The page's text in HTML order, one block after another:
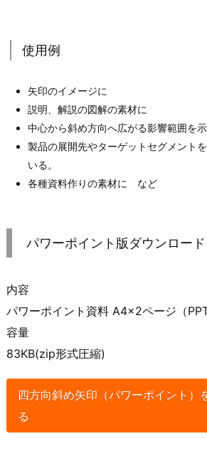
使用例
矢印のイメージに
説明、解説の図解の素材に
中心から斜め方向へ広がる影響範囲を示
製品の展開先やターゲットセグメント
いる。
各種資料作りの素材に など
パワーポイント版ダウンロード
内容
パワーポイント資料 A4×2ページ（
容量
83KB(zip形式圧縮)
四方向斜め矢印（パワーポイント）
る